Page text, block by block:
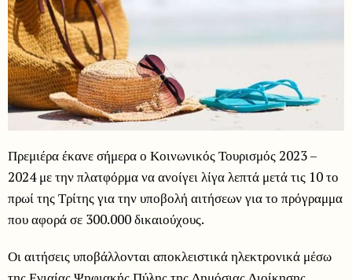
Πρεμιέρα έκανε σήμερα ο Κοινωνικός Τουρισμός 2023 –
2024 με την πλατφόρμα να ανοίγει λίγα λεπτά μετά τις 10 το
πρωί της Τρίτης για την υποβολή αιτήσεων για το πρόγραμμα
που αφορά σε 300.000 δικαιούχους.
Οι αιτήσεις υποβάλλονται αποκλειστικά ηλεκτρονικά μέσω